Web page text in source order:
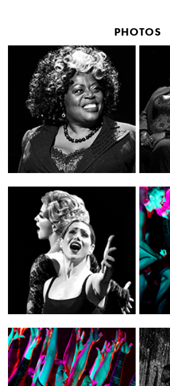
PHOTOS